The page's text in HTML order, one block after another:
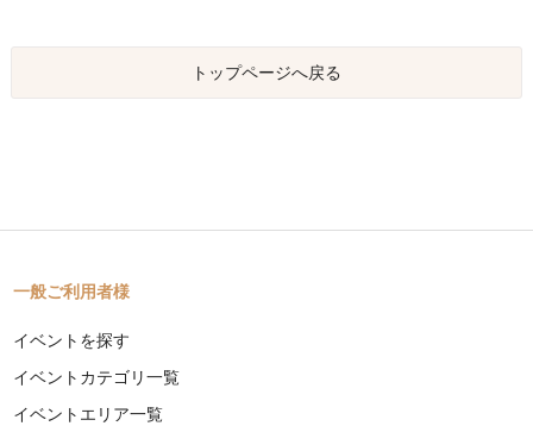
トップページへ戻る
一般ご利用者様
イベントを探す
イベントカテゴリ一覧
イベントエリア一覧